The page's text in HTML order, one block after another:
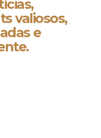
valiosos,
e